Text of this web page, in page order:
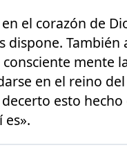
el corazón de
También
mente
en el reino
esto
es».